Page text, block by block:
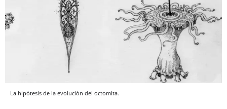
La hipótesis de la evolución del octomita.